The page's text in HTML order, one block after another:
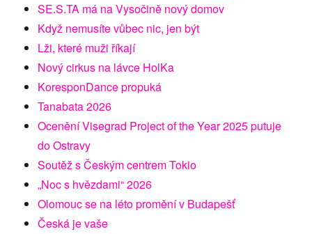
SE.S.TA má na Vysočině nový domov
Když nemusíte vůbec nic, jen být
Lži, které muži říkají
Nový cirkus na lávce HolKa
KoresponDance propuká
Tanabata 2026
Ocenění Visegrad Project of the Year 2025 putuje
do Ostravy
Soutěž s Českým centrem Tokio
„Noc s hvězdami“ 2026
Olomouc se na léto promění v Budapešť
Česká je vaše